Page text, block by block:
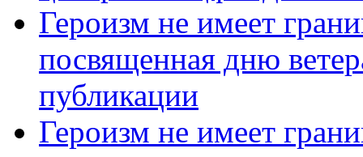
Героизм не имеет
посвященная дню
публикации
Героизм не имеет